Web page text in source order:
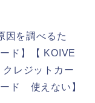
因を調べるた
ド】【 KOIVE
レジットカー
ド 使えない】